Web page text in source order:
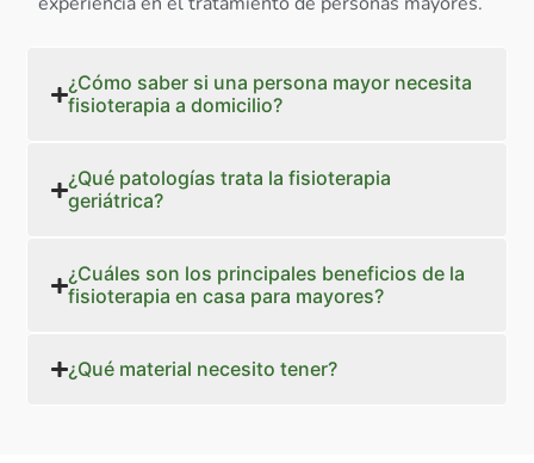
¿Cómo saber si una persona mayor necesita
fisioterapia a domicilio?
¿Qué patologías trata la fisioterapia
geriátrica?
¿Cuáles son los principales beneficios de la
fisioterapia en casa para mayores?
¿Qué material necesito tener?